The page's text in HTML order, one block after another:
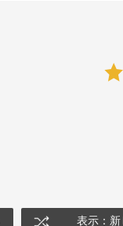
表示：